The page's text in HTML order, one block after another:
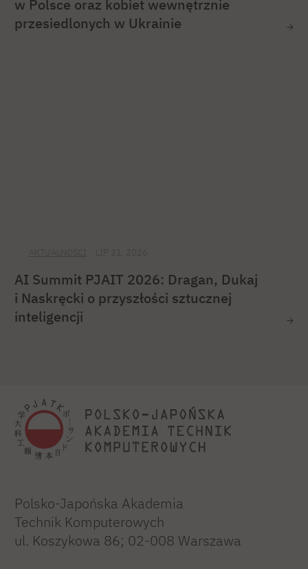
w Polsce oraz kobiet wewnętrznie
przesiedlonych w Ukrainie
AI Summit PJAIT 2026: Dragan, Dukaj
i Naskręcki o przyszłości sztucznej
inteligencji
Polsko-Japońska Akademia
Technik Komputerowych
ul. Koszykowa 86; 02-008 Warszawa